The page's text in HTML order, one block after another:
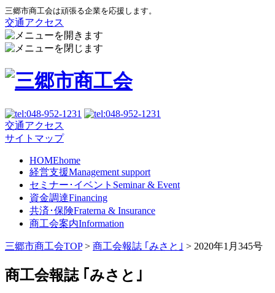
三郷市商工会は頑張る企業を応援します。
交通アクセス
交通アクセス
サイトマップ
HOMEhome
経営支援Management support
セミナー･イベント Seminar & Event
資金調達Financing
共済･保険Fraterna & Insurance
商工会案内Information
三郷市商工会TOP> 商工会報誌 ｢みさと｣ > 2020年1月345号
商工会報誌 ｢みさと｣